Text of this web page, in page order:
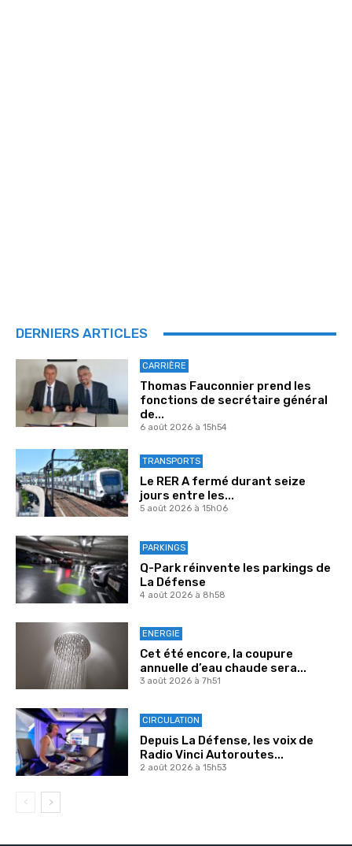
DERNIERS ARTICLES
CARRIÈRE
Thomas Fauconnier prend les
fonctions de secrétaire général
de...
6 août 2026 à 15h54
TRANSPORTS
Le RER A fermé durant seize
jours entre les...
5 août 2026 à 15h06
PARKINGS
Q-Park réinvente les parkings de
La Défense
4 août 2026 à 8h58
ENERGIE
Cet été encore, la coupure
annuelle d’eau chaude sera...
3 août 2026 à 7h51
CIRCULATION
Depuis La Défense, les voix de
Radio Vinci Autoroutes...
2 août 2026 à 15h53